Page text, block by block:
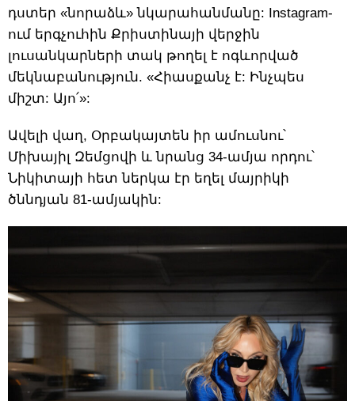
դստեր «նորաձև» նկարահանմանը: Instagram-
ում երգչուհին Քրիստինայի վերջին
լուսանկարների տակ թողել է ոգևորված
մեկնաբանություն. «Հիասքանչ է: Ինչպես
միշտ: Այո՛»:
Ավելի վաղ, Օրբակայտեն իր ամուսնու՝
Միխայիլ Զեմցովի և նրանց 34-ամյա որդու՝
Նիկիտայի հետ ներկա էր եղել մայրիկի
ծննդյան 81-ամյակին: